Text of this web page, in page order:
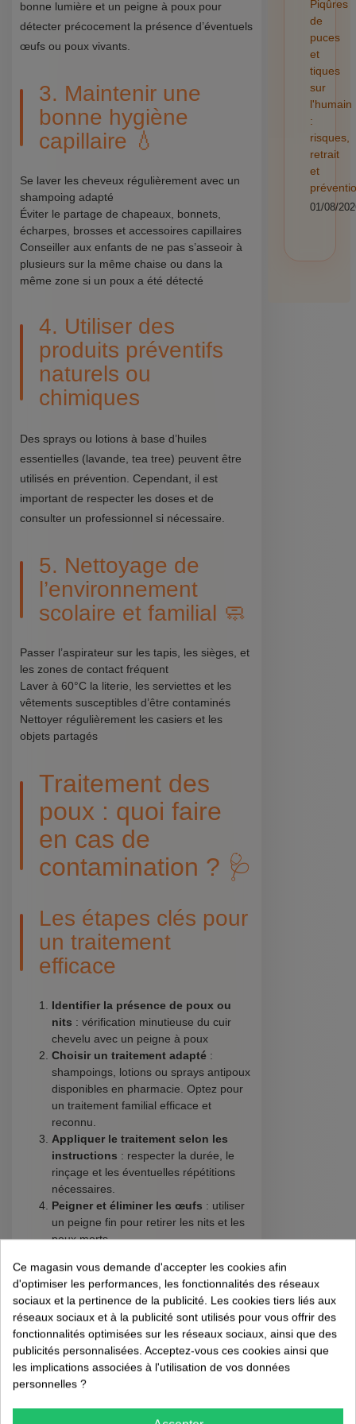
bonne lumière et un peigne à poux pour
détecter précocement la présence d’éventuels
œufs ou poux vivants.
3. Maintenir une
bonne hygiène
capillaire 💧
Se laver les cheveux régulièrement avec un
shampoing adapté
Éviter le partage de chapeaux, bonnets,
écharpes, brosses et accessoires capillaires
Conseiller aux enfants de ne pas s’asseoir à
plusieurs sur la même chaise ou dans la
même zone si un poux a été détecté
4. Utiliser des
produits préventifs
naturels ou
chimiques
Des sprays ou lotions à base d’huiles
essentielles (lavande, tea tree) peuvent être
utilisés en prévention. Cependant, il est
important de respecter les doses et de
consulter un professionnel si nécessaire.
5. Nettoyage de
l’environnement
scolaire et familial 🧼
Passer l’aspirateur sur les tapis, les sièges, et
les zones de contact fréquent
Laver à 60°C la literie, les serviettes et les
vêtements susceptibles d’être contaminés
Nettoyer régulièrement les casiers et les
objets partagés
Traitement des
poux : quoi faire
en cas de
contamination ? 🩺
Les étapes clés pour
un traitement
efficace
Identifier la présence de poux ou
nits : vérification minutieuse du cuir
chevelu avec un peigne à poux
Choisir un traitement adapté :
shampoings, lotions ou sprays antipoux
disponibles en pharmacie. Optez pour
un traitement familial efficace et
reconnu.
Appliquer le traitement selon les
instructions : respecter la durée, le
rinçage et les éventuelles répétitions
nécessaires.
Peigner et éliminer les œufs : utiliser
un peigne fin pour retirer les nits et les
poux morts.
une nouvelle vérification après 7 à 10
jours pour garantir l’élimination
complète.
Conseils pour un
traitement familial
Piqûres
de
puces
et
tiques
sur
l'humain
:
risques,
retrait
et
01/08/
Ce magasin vous demande d'accepter les cookies afin
d'optimiser les performances, les fonctionnalités des réseaux
sociaux et la pertinence de la publicité. Les cookies tiers liés aux
réseaux sociaux et à la publicité sont utilisés pour vous offrir des
fonctionnalités optimisées sur les réseaux sociaux, ainsi que des
publicités personnalisées. Acceptez-vous ces cookies ainsi que
les implications associées à l'utilisation de vos données
personnelles ?